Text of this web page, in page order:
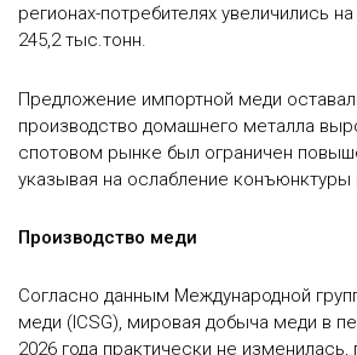
регионах-потребителях увеличились
245,2 тыс.тонн.
Предложение импортной меди
производство домашнего металла
спотовом рынке был ограничен
указывая на ослабление конъюнктуры
Производство меди
Согласно данным Международной
меди (ICSG), мировая добыча меди в
2026 года практически не изменилась,